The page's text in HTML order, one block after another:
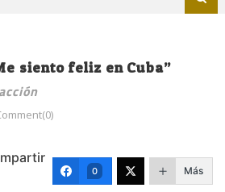
siento feliz en Cuba”
0 Más